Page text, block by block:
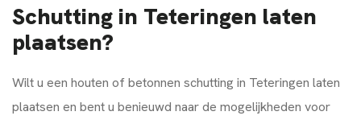
Schutting in Teteringen laten
plaatsen?
Wilt u een houten of betonnen schutting in Teteringen laten
plaatsen en bent u benieuwd naar de mogelijkheden voor